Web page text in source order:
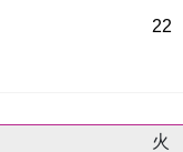
22
火